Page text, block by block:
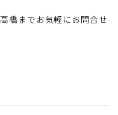
橋までお気軽にお問合せ